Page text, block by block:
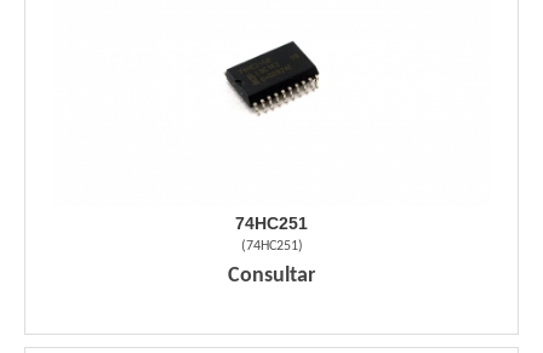
74HC251
(74HC251)
Consultar